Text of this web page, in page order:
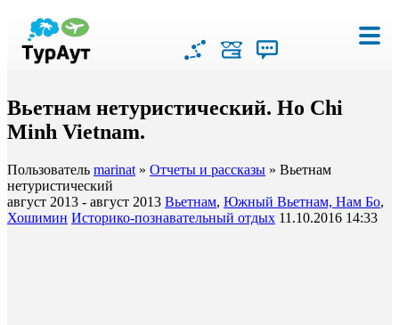
Вьетнам нетуристический. Ho Chi
Minh Vietnam.
Пользователь marinat » Отчеты и рассказы » Вьетнам
нетуристический
август 2013 - август 2013 Вьетнам, Южный Вьетнам, Нам Бо,
Хошимин Историко-познавательный отдых 11.10.2016 14:33